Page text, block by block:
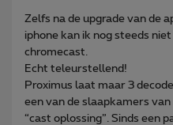
Zelfs na de upgrade van de
iphone kan ik nog steeds
chromecast.
Echt teleurstellend!
Proximus laat maar 3
een van de slaapkamers
“cast oplossing”. Sinds een